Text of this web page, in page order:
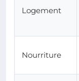
Logement
Nourriture